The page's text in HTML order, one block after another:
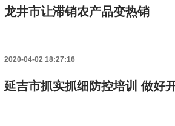
龙井市让滞销农产品变热销
2020-04-02 18:27:16
延吉市抓实抓细防控培训 做好